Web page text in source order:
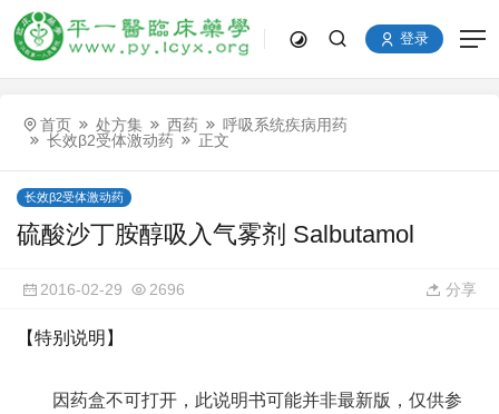
登录
首页 处方集 西药
呼吸系统疾病用药
长效β2受体激动药
正文
长效β2受体激动药
硫酸沙丁胺醇吸入气雾剂 Salbutamol
2016-02-29 2696 分享
【特别说明】
因药盒不可打开，此说明书可能并非最新版，仅供参